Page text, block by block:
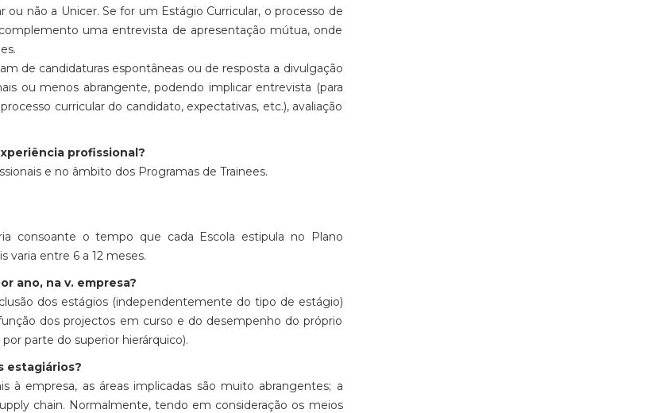
não a Unicer. Se for um Estágio Curricular, o processo de
uma entrevista de apresentação mútua, onde
de candidaturas espontâneas ou de resposta a divulgação
ou menos abrangente, podendo implicar entrevista (para
curricular do candidato, expectativas, etc.), avaliação
profissional?
e no âmbito dos Programas de Trainees.
consoante o tempo que cada Escola estipula no Plano
varia entre 6 a 12 meses.
ano, na v. empresa?
dos estágios (independentemente do tipo de estágio)
dos projectos em curso e do desempenho do próprio
parte do superior hierárquico).
estagiários?
à empresa, as áreas implicadas são muito abrangentes; a
chain. Normalmente, tendo em consideração os meios